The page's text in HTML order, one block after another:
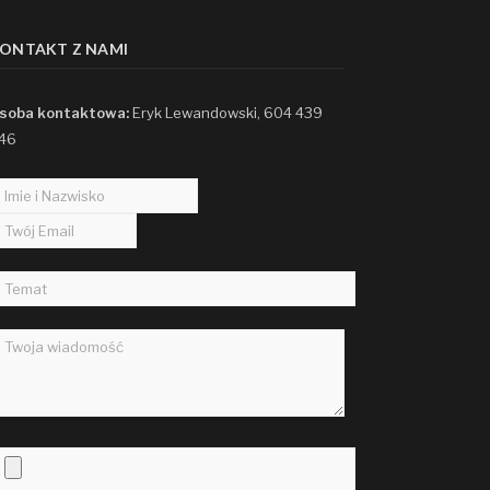
Z NAMI
kontaktowa:Eryk Lewandowski, 604 439